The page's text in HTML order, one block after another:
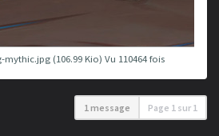
mythic.jpg (106.99 Kio) Vu 110464 fois
1 message Page 1 sur 1